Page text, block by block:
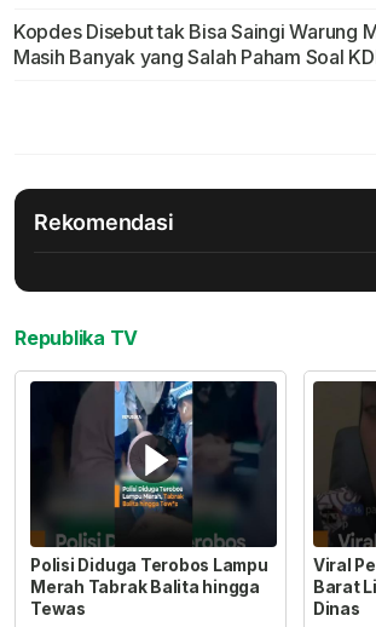
Kopdes Disebut tak Bisa Saingi Warung
Masih Banyak yang Salah Paham Soal
Rekomendasi
Republika TV
Polisi Diduga Terobos Lampu
Merah Tabrak Balita hingga
Tewas
Viral
Barat
Dinas